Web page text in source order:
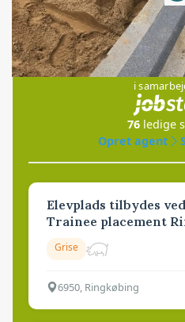
i
76 ledige
Opret agent
Elevplads tilbydes
Trainee placement
Grise
6950, Ringkøbing